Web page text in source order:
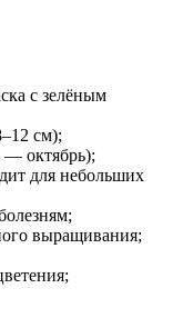
с зелёным
см);
— октябрь);
для небольших
выращивания;